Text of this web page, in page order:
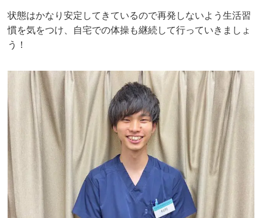
状態はかなり安定してきているので再発しないよう生活習
慣を気をつけ、自宅での体操も継続して行っていきましょ
う！